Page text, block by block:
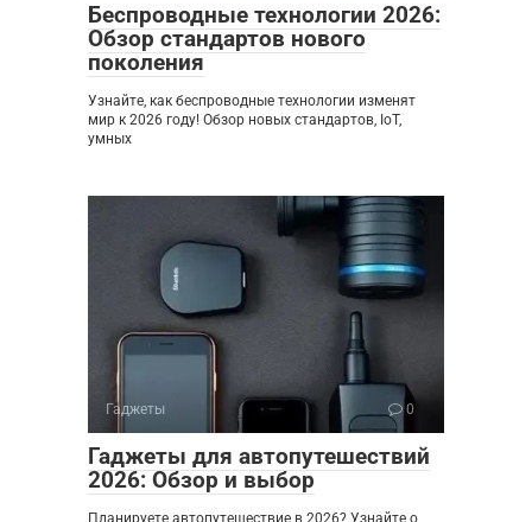
Беспроводные технологии 2026:
Обзор стандартов нового
поколения
Узнайте, как беспроводные технологии изменят
мир к 2026 году! Обзор новых стандартов, IoT,
умных
Гаджеты 0
Гаджеты для автопутешествий
2026: Обзор и выбор
Планируете автопутешествие в 2026? Узнайте о